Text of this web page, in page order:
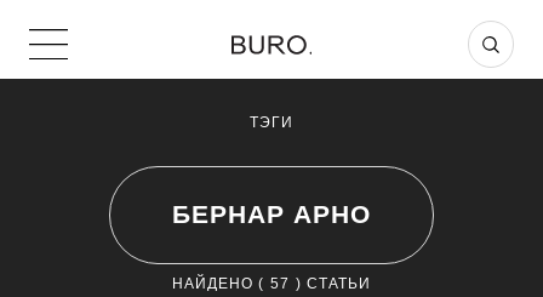
ТЭГИ
БЕРНАР АРНО
НАЙДЕНО ( 57 ) СТАТЬИ